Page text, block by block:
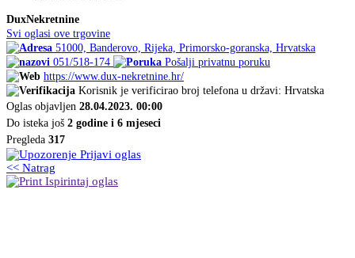
DuxNekretnine
Svi oglasi ove trgovine
51000, Banderovo, Rijeka, Primorsko-goranska, Hrvatska
051/518-174
Pošalji privatnu poruku
https://www.dux-nekretnine.hr/
Korisnik je verificirao broj telefona u državi: Hrvatska
Oglas objavljen 28.04.2023. 00:00
Do isteka još 2 godine i 6 mjeseci
Pregleda 317
Prijavi oglas
<< Natrag
Ispirintaj oglas